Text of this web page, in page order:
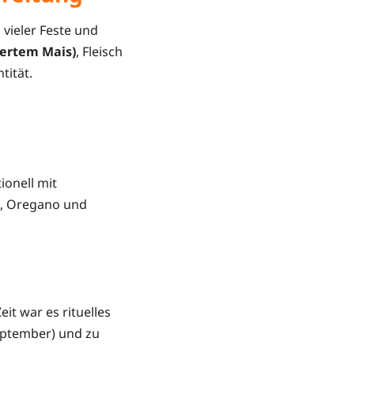
Feste und
Mais), Fleisch
mit
Oregano und
war es rituelles
und zu